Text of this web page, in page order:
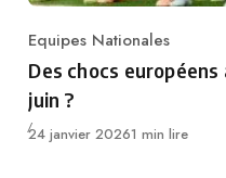
Category
Equipes Nationales
Des chocs
juin ?
Publié
24 janvier 20261 min lire